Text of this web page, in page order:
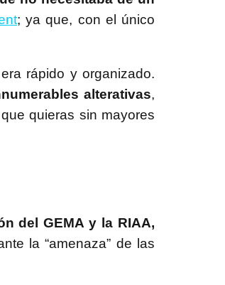
; ya que, con el único
rápido y organizado.
alterativas,
quieras sin mayores
del GEMA y la RIAA,
la “amenaza” de las